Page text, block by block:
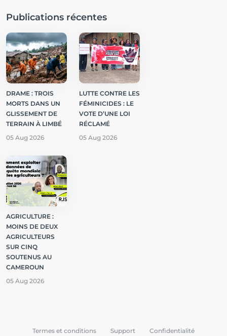
Publications récentes
DRAME : TROIS
MORTS DANS UN
GLISSEMENT DE
TERRAIN À LIMBÉ
05 Aug 2026
LUTTE CONTRE LES
FÉMINICIDES : LE
VOTE D’UNE LOI
RÉCLAMÉ
05 Aug 2026
AGRICULTURE :
MOINS DE DEUX
AGRICULTEURS
SUR CINQ
SOUTENUS AU
CAMEROUN
05 Aug 2026
Termes et conditions Support Confidentialité